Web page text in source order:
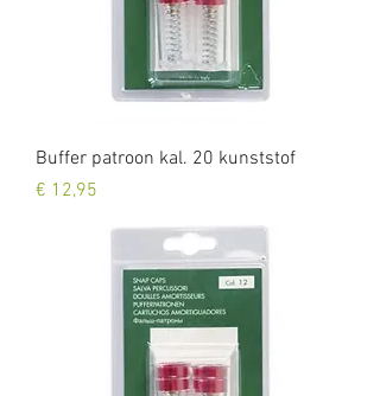
Buffer patroon kal. 20 kunststof
Prijs
€ 12,95